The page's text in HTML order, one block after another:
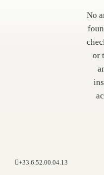
No
or
+33.6.52.00.04.13